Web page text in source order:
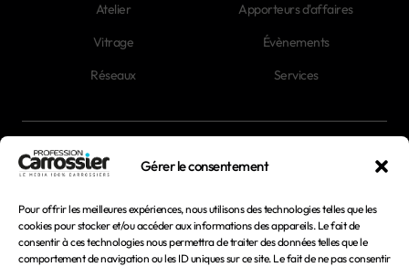
Gérer le consentement
Pour offrir les meilleures expériences, nous utilisons des technologies telles que les
cookies pour stocker et/ou accéder aux informations des appareils. Le fait de
consentir à ces technologies nous permettra de traiter des données telles que le
comportement de navigation ou les ID uniques sur ce site. Le fait de ne pas consentir
Atelier
Vitrage
Réseaux
Apporteurs d'affaires
Évènements
Services
Mentions légales